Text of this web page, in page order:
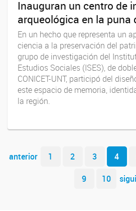
Inauguran un centro de
arqueológica en la puna
En un hecho que representa un
ciencia a la preservación del
grupo de investigación del
Estudios Sociales (ISES), de
CONICET-UNT, participó del
este espacio de memoria,
la región.
Navegador de artículos
anterior 1 2 3 4
9
10